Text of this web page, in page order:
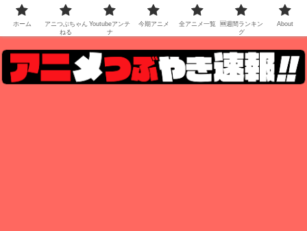
ホーム
アニつぶちゃん
ねる
Youtubeアンテ
ナ
今期アニメ 全アニメ一覧
🆕週間ランキン
グ
About